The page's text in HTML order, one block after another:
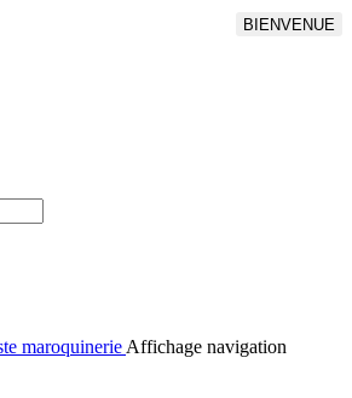
BIENVENUE
Affichage navigation